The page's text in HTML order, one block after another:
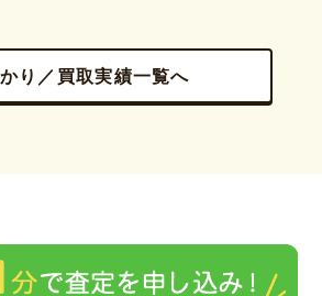
り／買取実績一覧へ